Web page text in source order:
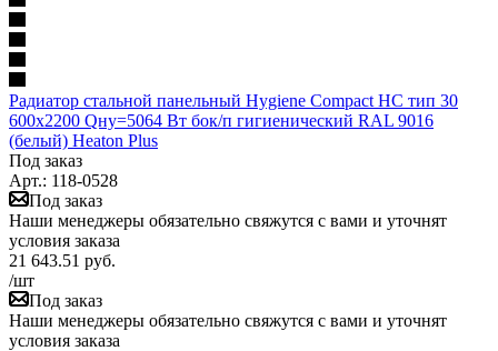
Радиатор стальной панельный Hygiene Compact HC тип 30
600х2200 Qну=5064 Вт бок/п гигиенический RAL 9016
(белый) Heaton Plus
Под заказ
Арт.: 118-0528
Под заказ
Наши менеджеры обязательно свяжутся с вами и уточнят
условия заказа
21 643.51 руб.
/шт
Под заказ
Наши менеджеры обязательно свяжутся с вами и уточнят
условия заказа